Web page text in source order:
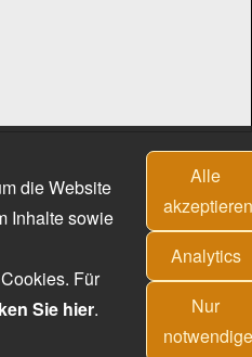
die Website
Inhalte sowie
Für
Sie hier.
Alle
Analytics
Nur